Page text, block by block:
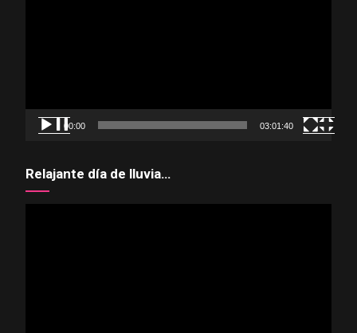
00:00 03:01:40
Relajante día de lluvia…